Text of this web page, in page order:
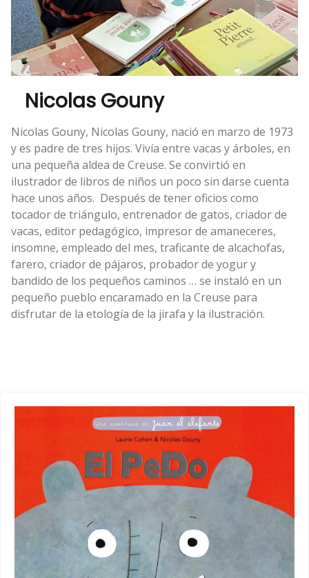
Nicolas Gouny
Nicolas Gouny, Nicolas Gouny, nació en marzo de 1973
y es padre de tres hijos. Vivía entre vacas y árboles, en
una pequeña aldea de Creuse. Se convirtió en
ilustrador de libros de niños un poco sin darse cuenta
hace unos años. Después de tener oficios como
tocador de triángulo, entrenador de gatos, criador de
vacas, editor pedagógico, impresor de amaneceres,
insomne, empleado del mes, traficante de alcachofas,
farero, criador de pájaros, probador de yogur y
bandido de los pequeños caminos … se instaló en un
pequeño pueblo encaramado en la Creuse para
disfrutar de la etología de la jirafa y la ilustración.